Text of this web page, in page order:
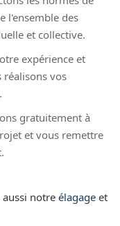
l'ensemble des
et collective.
expérience et
vos
gratuitement à
et vous remettre
aussi notre élagage et